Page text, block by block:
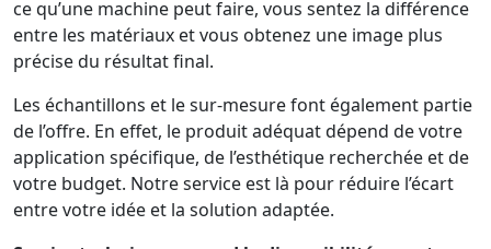
ce qu’une machine peut faire, vous sentez la différence
entre les matériaux et vous obtenez une image plus
précise du résultat final.
Les échantillons et le sur-mesure font également partie
de l’offre. En effet, le produit adéquat dépend de votre
application spécifique, de l’esthétique recherchée et de
votre budget. Notre service est là pour réduire l’écart
entre votre idée et la solution adaptée.